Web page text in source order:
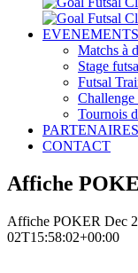
EVENEMENTS
Matchs à
Stage
Futsal
Challenge
Tournois
PARTENAIRES
CONTACT
Affiche
Affiche POKER Dec
02T15:58:02+00:00